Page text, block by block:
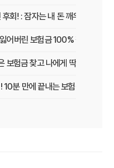
회! : 잠자는 내 돈 깨우고 보험료
버린 보험금 100% 찾는 법!
보험금 찾고 나에게 딱 맞는 보장
10분 만에 끝내는 보험금 청구 비법